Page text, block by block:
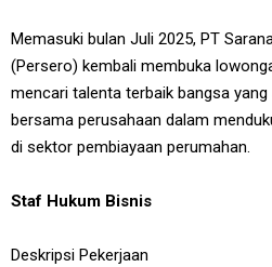
Memasuki bulan Juli 2025, PT
(Persero) kembali membuka
mencari talenta terbaik bangsa
bersama perusahaan dalam
di sektor pembiayaan perumahan.
Staf Hukum Bisnis
Deskripsi Pekerjaan